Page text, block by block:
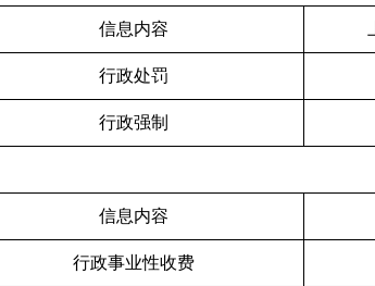
信息内容
行政处罚
行政强制
信息内容
行政事业性收费